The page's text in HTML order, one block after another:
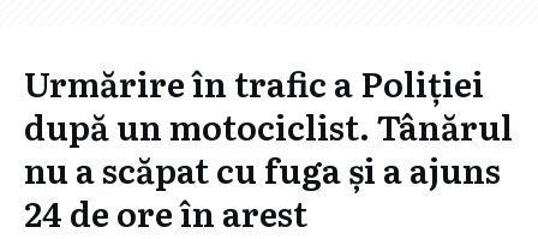
Urmărire în trafic a Poliției
după un motociclist. Tânărul
nu a scăpat cu fuga și a ajuns
24 de ore în arest